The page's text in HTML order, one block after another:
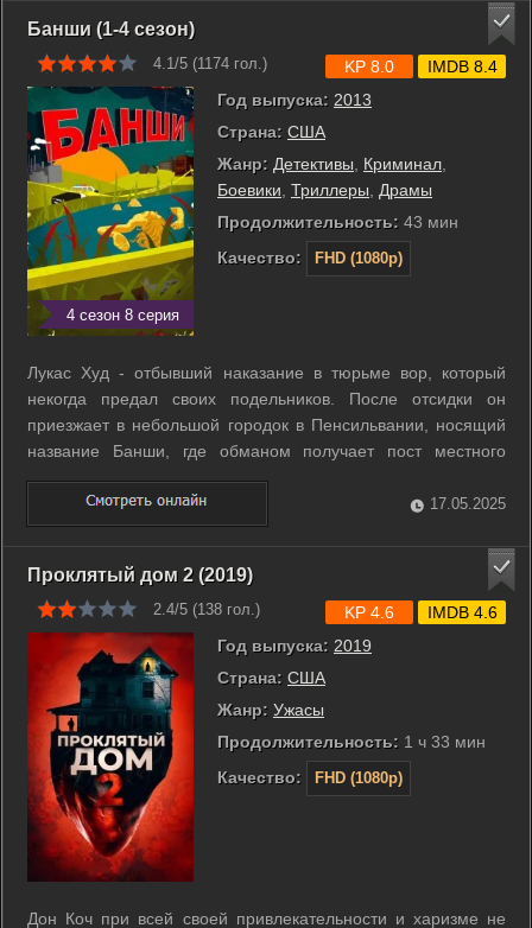
Банши (1-4 сезон)
4.1/5 (1174 гол.)
4 сезон 8 серия
Год выпуска: 2013
Страна: США
Жанр: Детективы, Криминал,
Боевики, Триллеры, Драмы
Продолжительность: 43 мин
Качество:
FHD (1080p)
KP 8.0 IMDB 8.4
Лукас Худ - отбывший наказание в тюрьме вор, который
некогда предал своих подельников. После отсидки он
приезжает в небольшой городок в Пенсильвании, носящий
название Банши, где обманом получает пост местного
шерифа. Но это не значит, что он забыл своё криминальное
прошлое и теперь служит закону. Гангстеры, которых он
когда-то предал, всё еще ...
17.05.2025
Проклятый дом 2 (2019)
2.4/5 (138 гол.)
Год выпуска: 2019
Страна: США
Жанр: Ужасы
Продолжительность: 1 ч 33 мин
Качество:
FHD (1080p)
KP 4.6 IMDB 4.6
Дон Коч при всей своей привлекательности и харизме не